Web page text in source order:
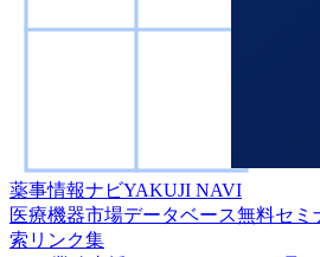
薬事情報ナビYAKUJI NAVI
医療機器市場データベース無料セミ
索 リンク集